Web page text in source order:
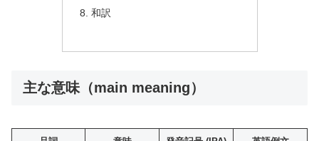
和訳
主な意味（main meaning）